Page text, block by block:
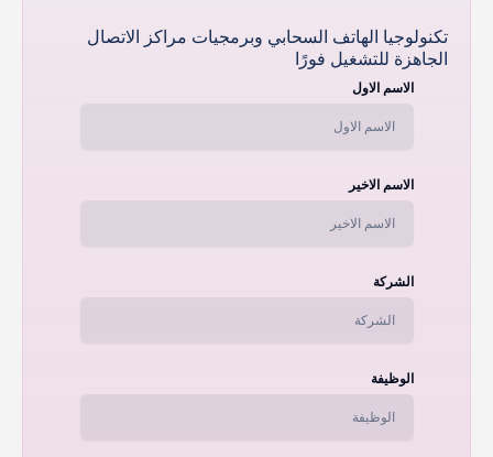
تكنولوجيا الهاتف السحابي وبرمجيات مراكز الاتصال
الجاهزة للتشغيل فورًا
الاسم الاول
الاسم الاخير
الشركة
الوظيفة